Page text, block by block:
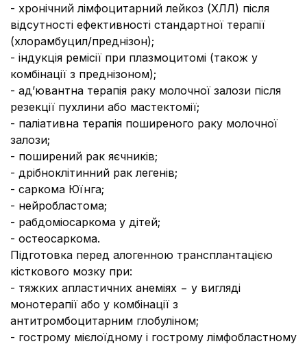
- хронічний лімфоцитарний лейкоз (ХЛЛ) після
відсутності ефективності стандартної терапії
(хлорамбуцил/преднізон);
- індукція ремісії при плазмоцитомі (також у
комбінації з преднізоном);
- ад’ювантна терапія раку молочної залози після
резекції пухлини або мастектомії;
- паліативна терапія поширеного раку молочної
залози;
- поширений рак яєчників;
- дрібноклітинний рак легенів;
- саркома Юїнга;
- нейробластома;
- рабдоміосаркома у дітей;
- остеосаркома.
Підготовка перед алогенною трансплантацією
кісткового мозку при:
- тяжких апластичних анеміях − у вигляді
монотерапії або у комбінації з
антитромбоцитарним глобуліном;
- гострому мієлоїдному і гострому лімфобластному